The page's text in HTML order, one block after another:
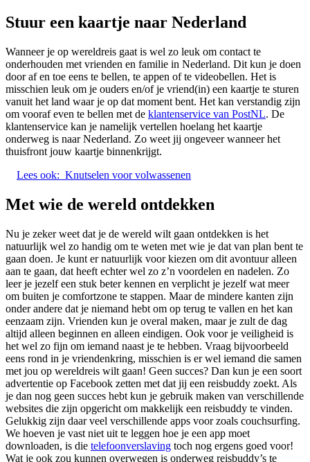
Stuur een kaartje naar Nederland
Wanneer je op wereldreis gaat is wel zo leuk om contact te
onderhouden met vrienden en familie in Nederland. Dit kun je doen
door af en toe eens te bellen, te appen of te videobellen. Het is
misschien leuk om je ouders en/of je vriend(in) een kaartje te sturen
vanuit het land waar je op dat moment bent. Het kan verstandig zijn
om vooraf even te bellen met de klantenservice van PostNL. De
klantenservice kan je namelijk vertellen hoelang het kaartje
onderweg is naar Nederland. Zo weet jij ongeveer wanneer het
thuisfront jouw kaartje binnenkrijgt.
Lees ook: Knutselen voor volwassenen
Met wie de wereld ontdekken
Nu je zeker weet dat je de wereld wilt gaan ontdekken is het
natuurlijk wel zo handig om te weten met wie je dat van plan bent te
gaan doen. Je kunt er natuurlijk voor kiezen om dit avontuur alleen
aan te gaan, dat heeft echter wel zo z’n voordelen en nadelen. Zo
leer je jezelf een stuk beter kennen en verplicht je jezelf wat meer
om buiten je comfortzone te stappen. Maar de mindere kanten zijn
onder andere dat je niemand hebt om op terug te vallen en het kan
eenzaam zijn. Vrienden kun je overal maken, maar je zult de dag
altijd alleen beginnen en alleen eindigen. Ook voor je veiligheid is
het wel zo fijn om iemand naast je te hebben. Vraag bijvoorbeeld
eens rond in je vriendenkring, misschien is er wel iemand die samen
met jou op wereldreis wilt gaan! Geen succes? Dan kun je een soort
advertentie op Facebook zetten met dat jij een reisbuddy zoekt. Als
je dan nog geen succes hebt kun je gebruik maken van verschillende
websites die zijn opgericht om makkelijk een reisbuddy te vinden.
Gelukkig zijn daar veel verschillende apps voor zoals couchsurfing.
We hoeven je vast niet uit te leggen hoe je een app moet
downloaden, is die telefoonverslaving toch nog ergens goed voor!
Wat je ook zou kunnen overwegen is onderweg reisbuddy’s te